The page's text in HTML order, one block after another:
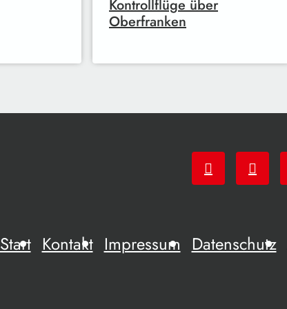
Kontrollflüge über
Oberfranken
Start Kontakt Impressum Datenschutz